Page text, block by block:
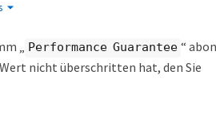
„ Performance Guarantee “
nicht überschritten hat, den Sie